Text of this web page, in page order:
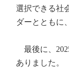
選択できる社
ダーとともに
最後に、
ありました。